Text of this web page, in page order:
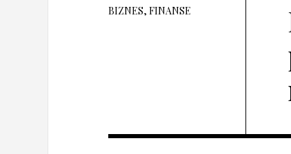
BIZNES, FINANSE